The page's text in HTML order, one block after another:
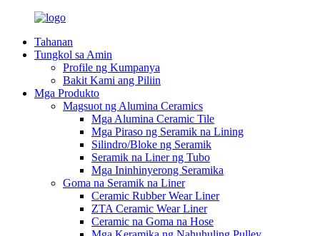
Tahanan
Tungkol sa Amin
Profile ng Kumpanya
Bakit Kami ang Piliin
Mga Produkto
Magsuot ng Alumina Ceramics
Mga Alumina Ceramic Tile
Mga Piraso ng Seramik na Lining
Silindro/Bloke ng Seramik
Seramik na Liner ng Tubo
Mga Ininhinyerong Seramika
Goma na Seramik na Liner
Ceramic Rubber Wear Liner
ZTA Ceramic Wear Liner
Ceramic na Goma na Hose